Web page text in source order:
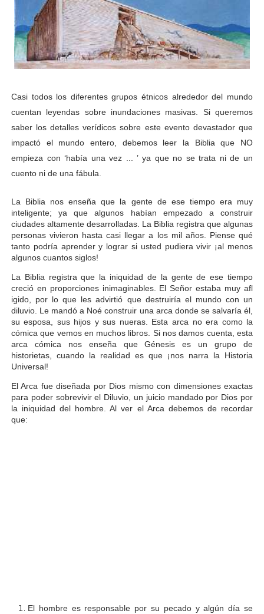
Casi todos los diferentes grupos étnicos alrededor del mundo
cuentan leyendas sobre inundaciones masivas. Si queremos
saber los detalles verídicos sobre este evento devastador que
impactó el mundo entero, debemos leer la Biblia que NO
empieza con ‘había una vez ... ’ ya que no se trata ni de un
cuento ni de una fábula.
La Biblia nos enseña que la gente de ese tiempo era muy
inteligente; ya que algunos habían empezado a construir
ciudades altamente desarrolladas. La Biblia registra que algunas
personas vivieron hasta casi llegar a los mil años. Piense qué
tanto podría aprender y lograr si usted pudiera vivir ¡al menos
algunos cuantos siglos!
La Biblia registra que la iniquidad de la gente de ese tiempo
creció en proporciones inimaginables. El Señor estaba muy afl
igido, por lo que les advirtió que destruiría el mundo con un
diluvio. Le mandó a Noé construir una arca donde se salvaría él,
su esposa, sus hijos y sus nueras. Esta arca no era como la
cómica que vemos en muchos libros. Si nos damos cuenta, esta
arca cómica nos enseña que Génesis es un grupo de
historietas, cuando la realidad es que ¡nos narra la Historia
Universal!
El Arca fue diseñada por Dios mismo con dimensiones exactas
para poder sobrevivir el Diluvio, un juicio mandado por Dios por
la iniquidad del hombre. Al ver el Arca debemos de recordar
que:
El hombre es responsable por su pecado y algún día se